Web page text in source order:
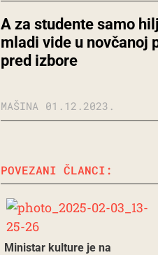
A za studente samo
mladi vide u novčanoj
pred izbore
MAŠINA 01.12.2023.
POVEZANI ČLANCI:
Ministar kulture je na